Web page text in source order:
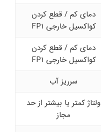
دمای کم / قطع کردن
کواکسیل خارجی FP1
دمای کم / قطع کردن
کواکسیل خارجی FP1
سرریز آب
ولتاژ کمتر یا بیشتر از حد
مجاز